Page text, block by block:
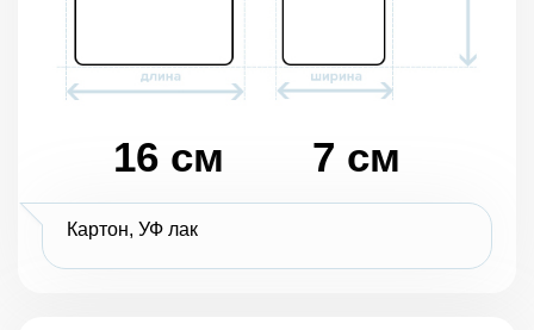
16 см 7 см
Картон, УФ лак